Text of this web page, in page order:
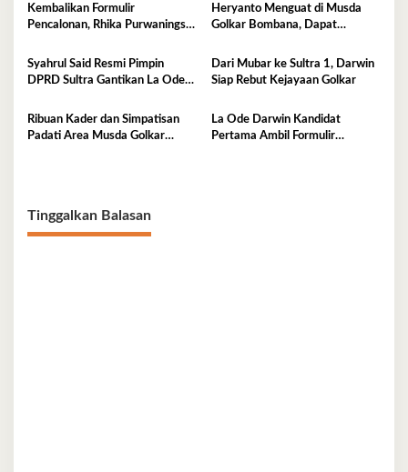
Kembalikan Formulir
Pencalonan, Rhika Purwaningsih
Golkar Mubar
Heryanto Menguat di Musda
Golkar Bombana, Dapat
Akar Rumput
Syahrul Said Resmi Pimpin
DPRD Sultra Gantikan La Ode
Dari Mubar ke Sultra 1, Darwin
Siap Rebut Kejayaan Golkar
Ribuan Kader dan Simpatisan
Padati Area Musda Golkar
La Ode Darwin Kandidat
Pertama Ambil Formulir
Tinggalkan Balasan